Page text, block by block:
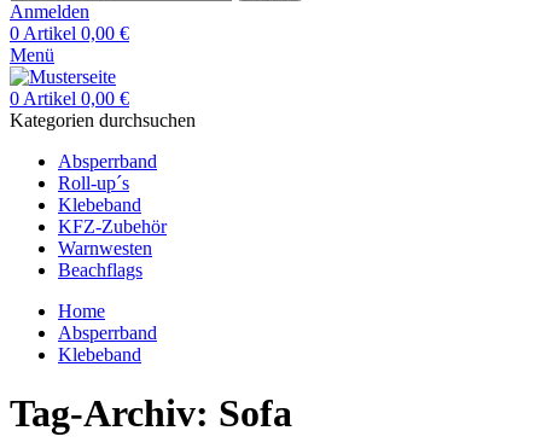
Anmelden
0 Artikel 0,00 €
Menü
0 Artikel 0,00 €
Kategorien durchsuchen
Absperrband
Roll-up´s
Klebeband
KFZ-Zubehör
Warnwesten
Beachflags
Home
Absperrband
Klebeband
Tag-Archiv: Sofa